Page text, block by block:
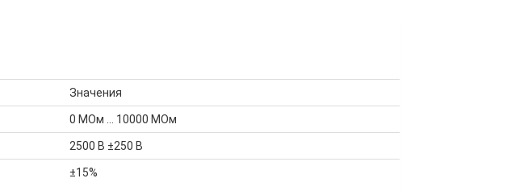
Значения
0 МОм … 10000 МОм
2500 В ±250 В
±15%